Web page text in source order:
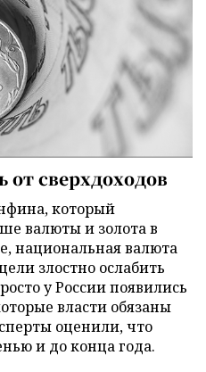
от сверхдоходов
который
валюты и золота в
национальная валюта
злостно ослабить
у России появились
власти обязаны
оценили, что
и до конца года.